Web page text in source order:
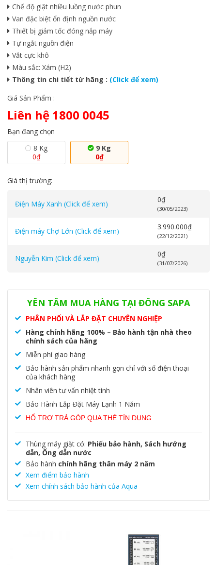
Chế độ giặt nhiều luồng nước phun
Van đặc biệt ổn định nguồn nước
Thiết bị giảm tốc đóng nắp máy
Tự ngắt nguồn điện
Vắt cực khô
Màu sắc: Xám (H2)
Thông tin chi tiết từ hãng : (Click để xem)
Giá Sản Phẩm :
Liên hệ 1800 0045
Bạn đang chọn
8 Kg
0₫
9 Kg
0₫
Giá thị trường:
Điện Máy Xanh (Click để xem) 0₫
(30/05/2023)
Điện máy Chợ Lớn (Click để xem) 3.990.000₫
(22/12/2021)
Nguyễn Kim (Click để xem) 0₫
(31/07/2026)
Danh mục:Máy giặt,Máy giặt Aqua
YÊN TÂM MUA HÀNG TẠI ĐÔNG SAPA
PHÂN PHỐI VÀ LẮP ĐẶT CHUYÊN NGHIỆP
Hàng chính hãng 100% – Bảo hành tận nhà theo
chính sách của hãng
Miễn phí giao hàng
Bảo hành sản phẩm nhanh gọn chỉ với số điện thoại
của khách hàng
Nhân viên tư vấn nhiệt tình
Bảo Hành Lắp Đặt Máy Lạnh 1 Năm
HỔ TRỢ TRẢ GÓP QUA THẺ TÍN DỤNG
Thùng máy giặt có: Phiếu bảo hành, Sách hướng
dẫn, Ống dẫn nước
Bảo hành chính hãng thân máy 2 năm
Xem điểm bảo hành
Xem chính sách bảo hành của Aqua